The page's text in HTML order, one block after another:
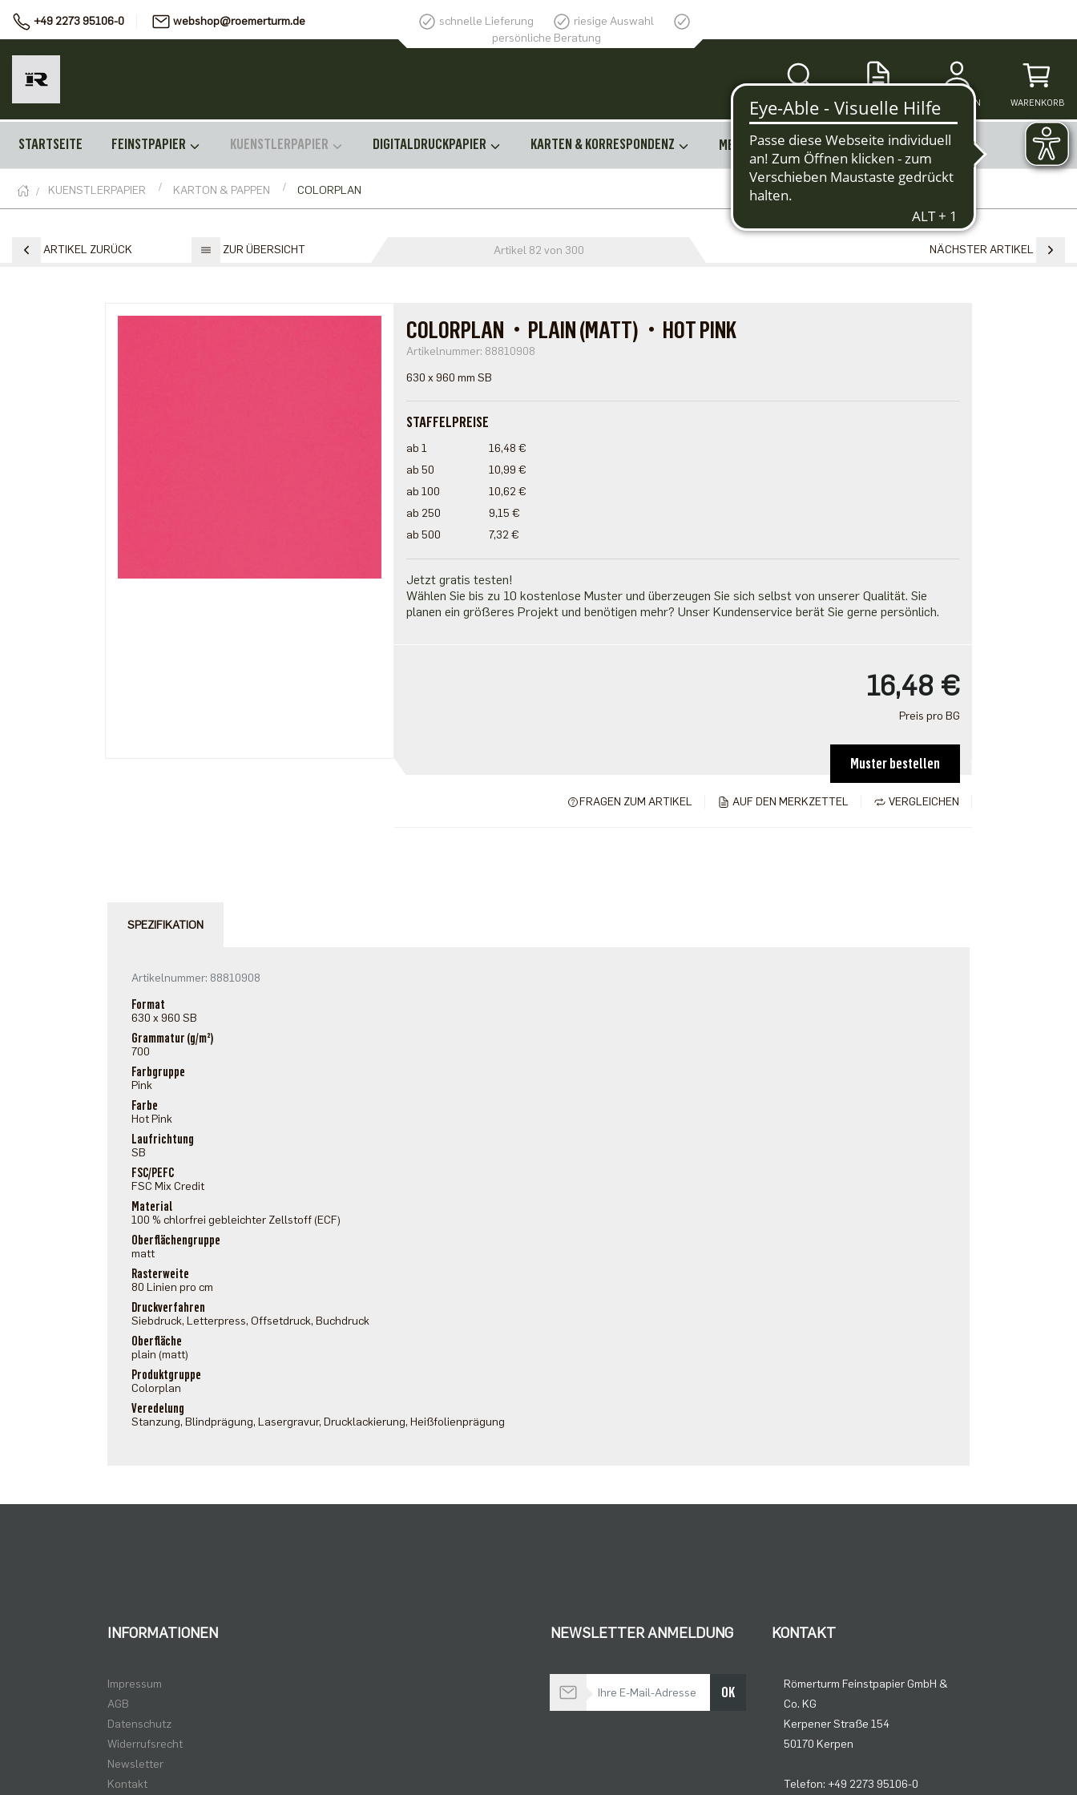
+49 2273 95106-0 webshop@roemerturm.de schnelle Lieferung
riesige Auswahl
persönliche Beratung
SUCHE MERKZETTEL ANMELDEN WARENKORB
STARTSEITE FEINSTPAPIER KUENSTLERPAPIER DIGITALDRUCKPAPIER KARTEN & KORRESPONDENZ MEHR
KUENSTLERPAPIER KARTON & PAPPEN COLORPLAN
ARTIKEL ZURÜCK ZUR ÜBERSICHT Artikel 82 von 300 NÄCHSTER ARTIKEL
COLORPLAN・PLAIN (MATT)・HOT PINK
Artikelnummer: 88810908
630 x 960 mm SB
STAFFELPREISE
ab 1
16,48 €
ab 50
10,99 €
ab 100
10,62 €
ab 250
9,15 €
ab 500
7,32 €
Jetzt gratis testen!
Wählen Sie bis zu 10 kostenlose Muster und überzeugen Sie sich selbst von unserer Qualität. Sie
planen ein größeres Projekt und benötigen mehr? Unser Kundenservice berät Sie gerne persönlich.
16,48 €
Preis pro BG
Muster bestellen
VERGLEICHEN
AUF DEN MERKZETTEL
FRAGEN ZUM ARTIKEL
SPEZIFIKATION
Artikelnummer: 88810908
Format
630 x 960 SB
Grammatur (g/m²)
700
Farbgruppe
Pink
Farbe
Hot Pink
Laufrichtung
SB
FSC/PEFC
FSC Mix Credit
Material
100 % chlorfrei gebleichter Zellstoff (ECF)
Oberflächengruppe
matt
Rasterweite
80 Linien pro cm
Druckverfahren
Siebdruck, Letterpress, Offsetdruck, Buchdruck
Oberfläche
plain (matt)
Produktgruppe
Colorplan
Veredelung
Stanzung, Blindprägung, Lasergravur, Drucklackierung, Heißfolienprägung
INFORMATIONEN
Impressum
AGB
Datenschutz
Widerrufsrecht
Newsletter
Kontakt
NEWSLETTER ANMELDUNG
Bleiben Sie auf dem Laufenden OK
KONTAKT
Römerturm Feinstpapier GmbH &
Co. KG
Kerpener Straße 154
50170 Kerpen
Telefon: +49 2273 95106-0